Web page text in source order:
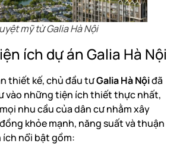
mỹ từ Galia Hà Nội
ích dự án Galia Hà Nội
thiết kế, chủ đầu tưGalia Hà Nộiđã
vào những tiện ích thiết thực nhất,
nhu cầu của dân cư nhằm xây
khỏe mạnh, năng suất và thuận
nổi bật gồm: